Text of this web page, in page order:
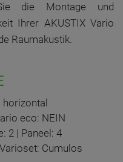
die Montage und
Ihrer AKUSTIX Vario
Raumakustik.
eco: NEIN
2 | Paneel: 4
Cumulos